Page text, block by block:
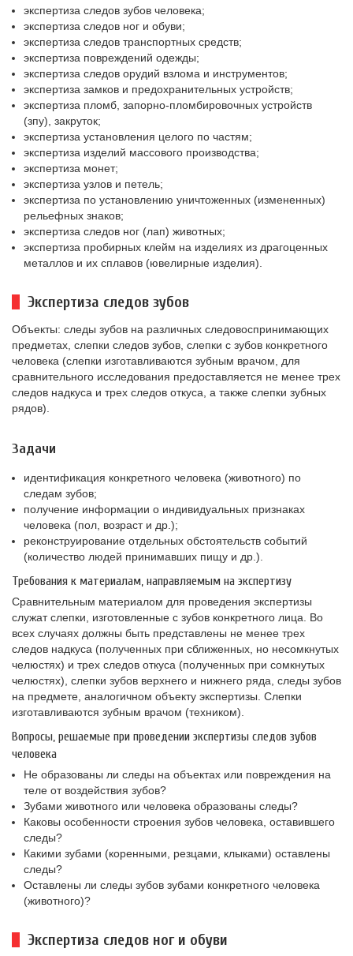
экспертиза следов зубов человека;
экспертиза следов ног и обуви;
экспертиза следов транспортных средств;
экспертиза повреждений одежды;
экспертиза следов орудий взлома и инструментов;
экспертиза замков и предохранительных устройств;
экспертиза пломб, запорно-пломбировочных устройств
(зпу), закруток;
экспертиза установления целого по частям;
экспертиза изделий массового производства;
экспертиза монет;
экспертиза узлов и петель;
экспертиза по установлению уничтоженных (измененных)
рельефных знаков;
экспертиза следов ног (лап) животных;
экспертиза пробирных клейм на изделиях из драгоценных
металлов и их сплавов (ювелирные изделия).
Экспертиза следов зубов
Объекты: следы зубов на различных следовоспринимающих
предметах, слепки следов зубов, слепки с зубов конкретного
человека (слепки изготавливаются зубным врачом, для
сравнительного исследования предоставляется не менее трех
следов надкуса и трех следов откуса, а также слепки зубных
рядов).
Задачи
идентификация конкретного человека (животного) по
следам зубов;
получение информации о индивидуальных признаках
человека (пол, возраст и др.);
реконструирование отдельных обстоятельств событий
(количество людей принимавших пищу и др.).
Требования к материалам, направляемым на экспертизу
Сравнительным материалом для проведения экспертизы
служат слепки, изготовленные с зубов конкретного лица. Во
всех случаях должны быть представлены не менее трех
следов надкуса (полученных при сближенных, но несомкнутых
челюстях) и трех следов откуса (полученных при сомкнутых
челюстях), слепки зубов верхнего и нижнего ряда, следы зубов
на предмете, аналогичном объекту экспертизы. Слепки
изготавливаются зубным врачом (техником).
Вопросы, решаемые при проведении экспертизы следов зубов
человека
Не образованы ли следы на объектах или повреждения на
теле от воздействия зубов?
Зубами животного или человека образованы следы?
Каковы особенности строения зубов человека, оставившего
следы?
Какими зубами (коренными, резцами, клыками) оставлены
следы?
Оставлены ли следы зубов зубами конкретного человека
(животного)?
Экспертиза следов ног и обуви